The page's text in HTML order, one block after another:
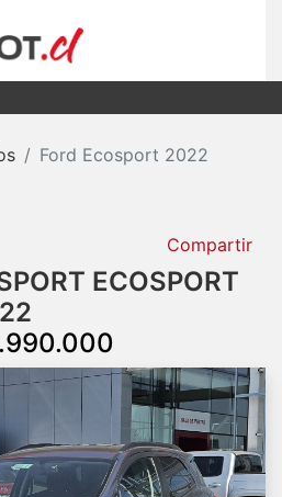
Ford Ecosport 2022
Compartir
ECOSPORT